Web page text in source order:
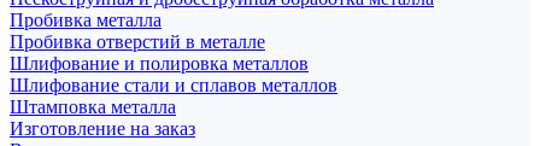
Пробивка металла
Пробивка отверстий в металле
Шлифование и полировка металлов
Шлифование стали и сплавов металлов
Штамповка металла
Изготовление на заказ